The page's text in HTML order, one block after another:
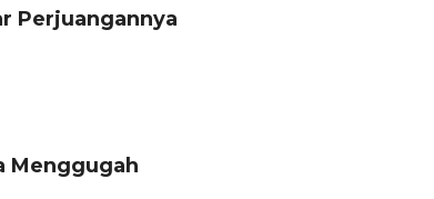
Perjuangannya
Menggugah